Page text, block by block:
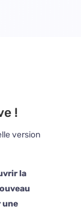
!
la
une